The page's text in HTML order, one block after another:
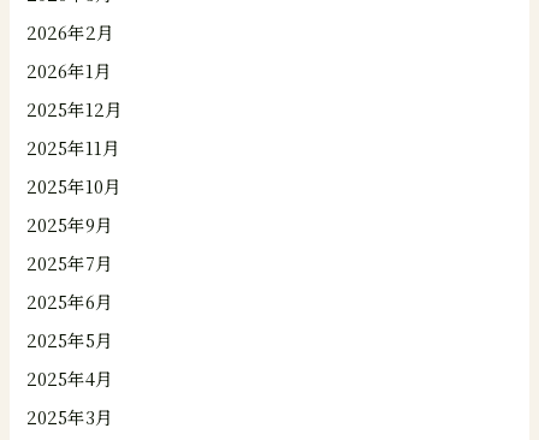
2026年2月
2026年1月
2025年12月
2025年11月
2025年10月
2025年9月
2025年7月
2025年6月
2025年5月
2025年4月
2025年3月